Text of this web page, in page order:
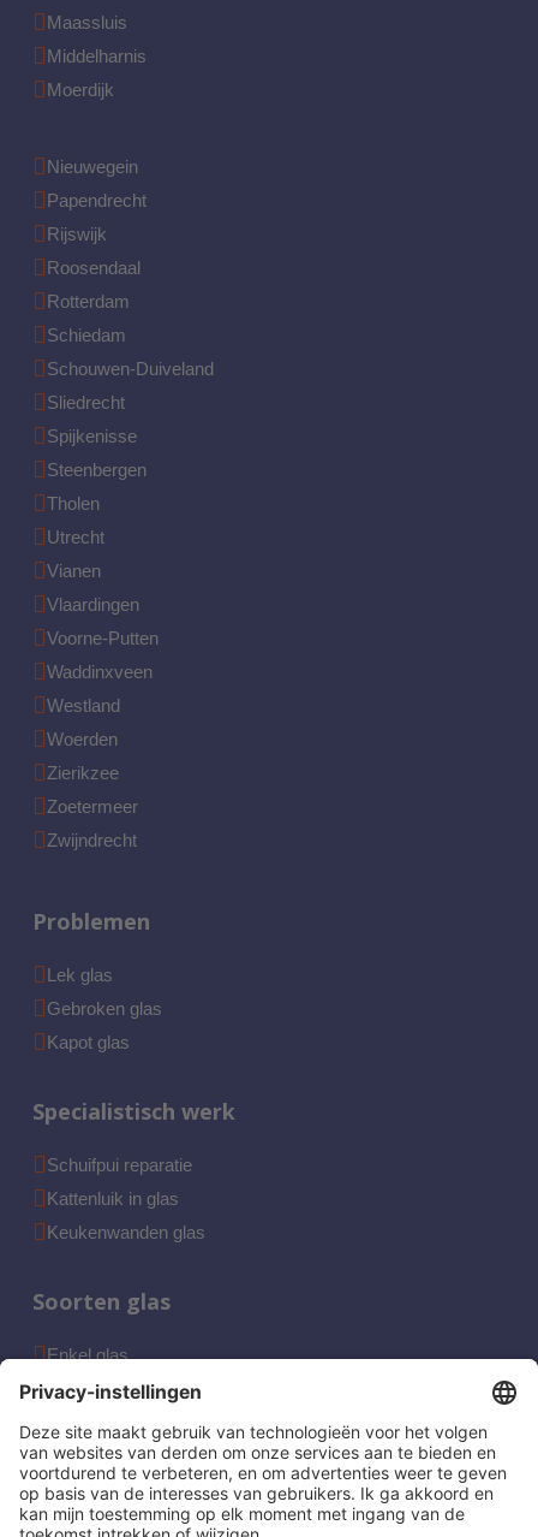
Maassluis
Middelharnis
Moerdijk
Nieuwegein
Papendrecht
Rijswijk
Roosendaal
Rotterdam
Schiedam
Schouwen-Duiveland
Sliedrecht
Spijkenisse
Steenbergen
Tholen
Utrecht
Vianen
Vlaardingen
Voorne-Putten
Waddinxveen
Westland
Woerden
Zierikzee
Zoetermeer
Zwijndrecht
Problemen
Lek glas
Gebroken glas
Kapot glas
Specialistisch werk
Schuifpui reparatie
Kattenluik in glas
Keukenwanden glas
Soorten glas
Enkel glas
Dubbel glas
HR ++ glas
Gelaagd glas
Hard glas